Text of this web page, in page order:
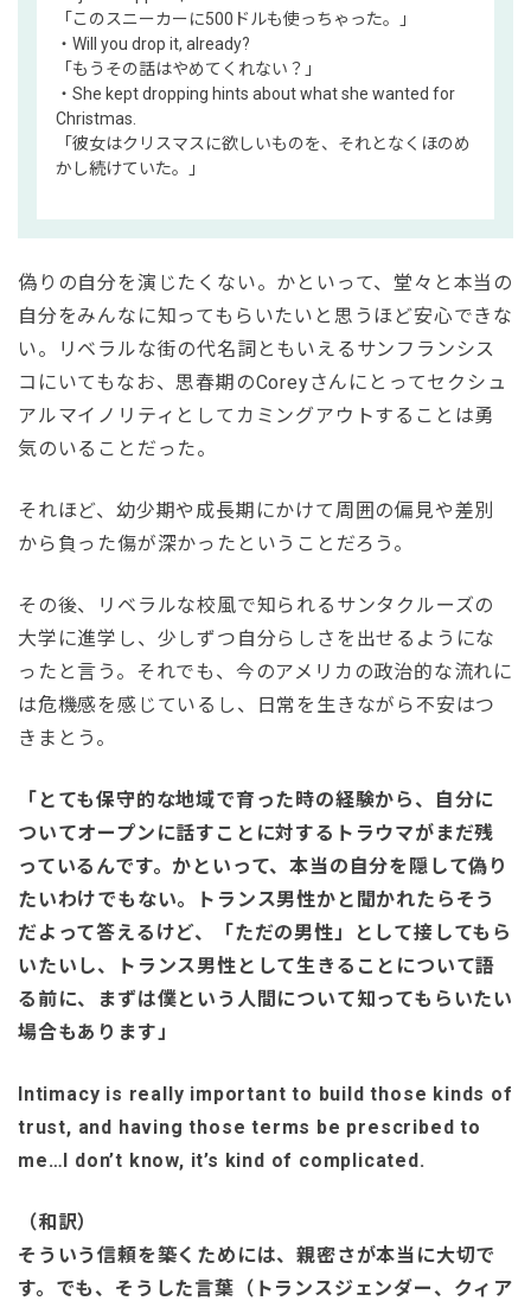
「このスニーカーに500ドルも使っちゃった。」
・Will you drop it, already?
「もうその話はやめてくれない？」
・She kept dropping hints about what she wanted for
Christmas.
「彼女はクリスマスに欲しいものを、それとなくほのめ
かし続けていた。」
偽りの自分を演じたくない。かといって、堂々と本当の
自分をみんなに知ってもらいたいと思うほど安心できな
い。リベラルな街の代名詞ともいえるサンフランシス
コにいてもなお、思春期のCoreyさんにとってセクシュ
アルマイノリティとしてカミングアウトすることは勇
気のいることだった。
それほど、幼少期や成長期にかけて周囲の偏見や差別
から負った傷が深かったということだろう。
その後、リベラルな校風で知られるサンタクルーズの
大学に進学し、少しずつ自分らしさを出せるようにな
ったと言う。それでも、今のアメリカの政治的な流れに
は危機感を感じているし、日常を生きながら不安はつ
きまとう。
「とても保守的な地域で育った時の経験から、自分に
ついてオープンに話すことに対するトラウマがまだ残
っているんです。かといって、本当の自分を隠して偽り
たいわけでもない。トランス男性かと聞かれたらそう
だよって答えるけど、「ただの男性」として接してもら
いたいし、トランス男性として生きることについて語
る前に、まずは僕という人間について知ってもらいたい
場合もあります」
Intimacy is really important to build those kinds of
trust, and having those terms be prescribed to
me…I don’t know, it’s kind of complicated.
（和訳）
そういう信頼を築くためには、親密さが本当に大切で
す。でも、そうした言葉（トランスジェンダー、クィア